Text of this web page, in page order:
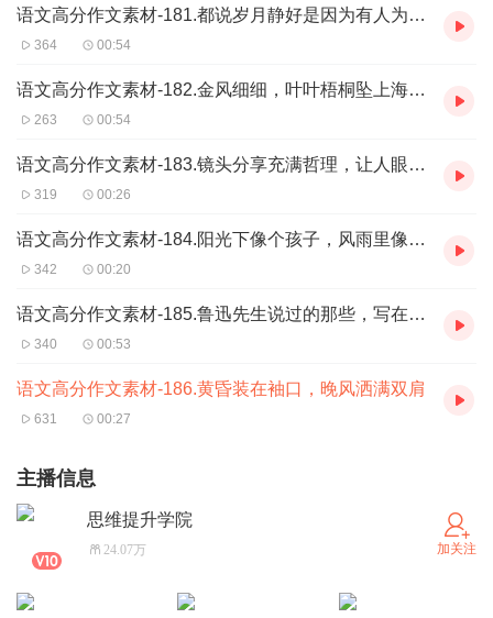
语文高分作文素材-181.都说岁月静好是因为有人为你负重前行，镜头分享一些美好的句子
364 00:54
语文高分作文素材-182.金风细细，叶叶梧桐坠上海的梧桐叶还未落，不过秋风已经来了
263 00:54
语文高分作文素材-183.镜头分享充满哲理，让人眼前一亮的句子，很适合写进作文里
319 00:26
语文高分作文素材-184.阳光下像个孩子，风雨里像个大人
342 00:20
语文高分作文素材-185.鲁迅先生说过的那些，写在作文里很给力的句子
340 00:53
语文高分作文素材-186.黄昏装在袖口，晚风洒满双肩
631 00:27
主播信息
思维提升学院
24.07万 加关注